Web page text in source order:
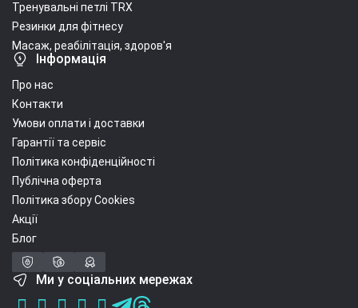
Тренувальні петлі TRX
Резинки для фітнесу
Масаж, реабілітація, здоров'я
Інформація
Про нас
Контакти
Умови оплати і доставки
Гарантії та сервіс
Політика конфіденційності
Публічна оферта
Політика збору Cookies
Акції
Блог
Ми у соціальних мережах